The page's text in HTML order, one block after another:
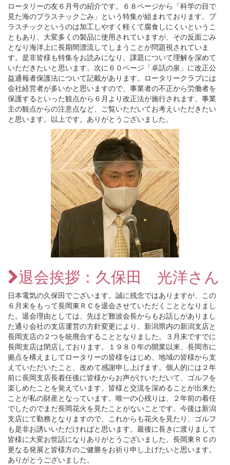
ロータリーの友６月号の紹介です。６８ページから「科学の目で
見た海のプラスチックごみ」という特集が組まれております。プ
ラスチックというのは加工しやすく軽くて腐食しにくいというこ
ともあり、大変多くの製品に使用されていますが、その反面ごみ
となり海洋上に長期間漂流してしまうことが問題視されていま
す。是非皆様も特集をお読みになり、課題について理解を深めて
いただきたいと思います。次に６０ページ「卓話の泉」に改正公
益通報者保護法について記載があります。ロータリークラブには
会社経営者が多いかと思いますので、事業者の不正から労働者を
保護するといった観点から６月より改正法が施行されます。事業
主の観点からの注意点など、ご覧いただいてお考えいただきたい
と思います。以上です。ありがとうございました。
退会挨拶：久保田 光洋さん
日本電気の久保田でございます。誠に残念ではありますが、この
６月末をもって長岡東ＲＣを退会させていただくこととなりまし
た。退会理由としては、先ほど難波会長からもお話しがありまし
た通り会社の支店運営の方針変更により、新潟県内の新潟支店と
長岡支店の２つを統廃合することとなりました。３月末ですでに
長岡支店は閉店しております。１９８０年の開業以来、長岡市に
拠点を構えましてロータリーの皆様をはじめ、地域の皆様から支
えていただいたこと、改めて感謝申し上げます。個人的には２年
前に長岡支店長着任後に皆様からお声がけいただいて、ゴルフを
楽しめたことを覚えています。皆様と交流を深めることが出来た
ことが私の財産となっています。唯一の心残りは、２年前の着任
でしたのでまだ長岡花火を見たことがないことです。今後は新潟
支店にて勤務となりますので、これからも花火を見たり、ゴルフ
も是非お誘いいただければと思います。最後に長きに渡りまして
皆様に大変お世話になりありがとうございました。長岡東ＲＣの
更なる発展と皆様方のご健勝をお祈り申し上げたいと思います。
ありがとうございました。